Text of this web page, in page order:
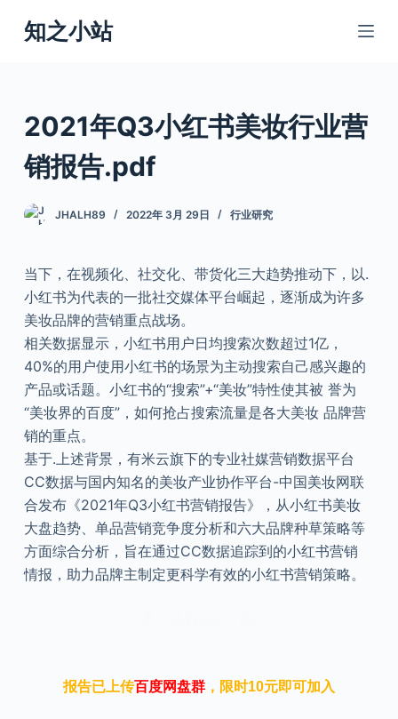
跳
过
知之小站
2021年Q3小红书美妆行业营
销报告.pdf
JHALH89 2022年 3月 29日 行业研究
当下，在视频化、社交化、带货化三大趋势推动下，以.
小红书为代表的一批社交媒体平台崛起，逐渐成为许多
美妆品牌的营销重点战场。
相关数据显示，小红书用户日均搜索次数超过1亿，
40%的用户使用小红书的场景为主动搜索自己感兴趣的
产品或话题。小红书的“搜索”+“美妆”特性使其被 誉为
“美妆界的百度”，如何抢占搜索流量是各大美妆 品牌营
销的重点。
基于.上述背景，有米云旗下的专业社媒营销数据平台
CC数据与国内知名的美妆产业协作平台-中国美妆网联
合发布《2021年Q3小红书营销报告》，从小红书美妆
大盘趋势、单品营销竞争度分析和六大品牌种草策略等
方面综合分析，旨在通过CC数据追踪到的小红书营销
情报，助力品牌主制定更科学有效的小红书营销策略。
报告已上传百度网盘群，限时10元即可加入